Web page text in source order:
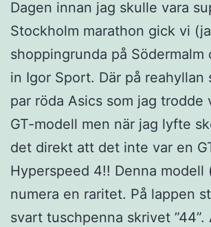
Dagen innan jag skulle vara
Stockholm marathon gick vi
shoppingrunda på Södermalm
in Igor Sport. Där på reahyllan
par röda Asics som jag trodde
GT-modell men när jag lyfte
det direkt att det inte var en
Hyperspeed 4!! Denna modell
numera en raritet. På lappen
svart tuschpenna skrivet ”44”.